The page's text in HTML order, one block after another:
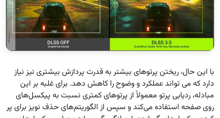
با این حال، ریختن پرتوهای بیشتر به قدرت پردازش بیشتری نیز نیاز
دارد که می تواند عملکرد و وضوح را کاهش دهد. برای غلبه بر این
مبادله، ردیابی پرتو معمولاً از پرتوهای کمتری نسبت به پیکسل‌های
روی صفحه استفاده می‌کند و سپس از الگوریتم‌های حذف نویز برای پر